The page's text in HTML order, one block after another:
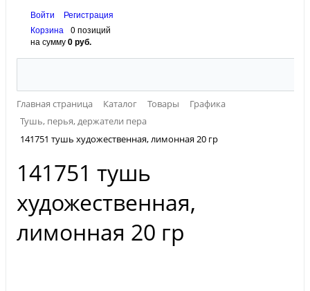
Войти
Регистрация
Корзина
0 позиций
на сумму0 руб.
Главная страница Каталог Товары
Графика
Тушь, перья, держатели пера
141751 тушь художественная, лимонная 20 гр
141751 тушь
художественная,
лимонная 20 гр